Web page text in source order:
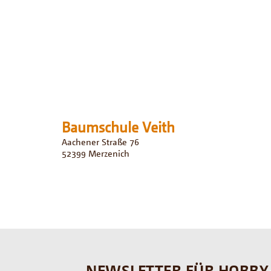
Baumschule Veith
Aachener Straße 76
52399 Merzenich